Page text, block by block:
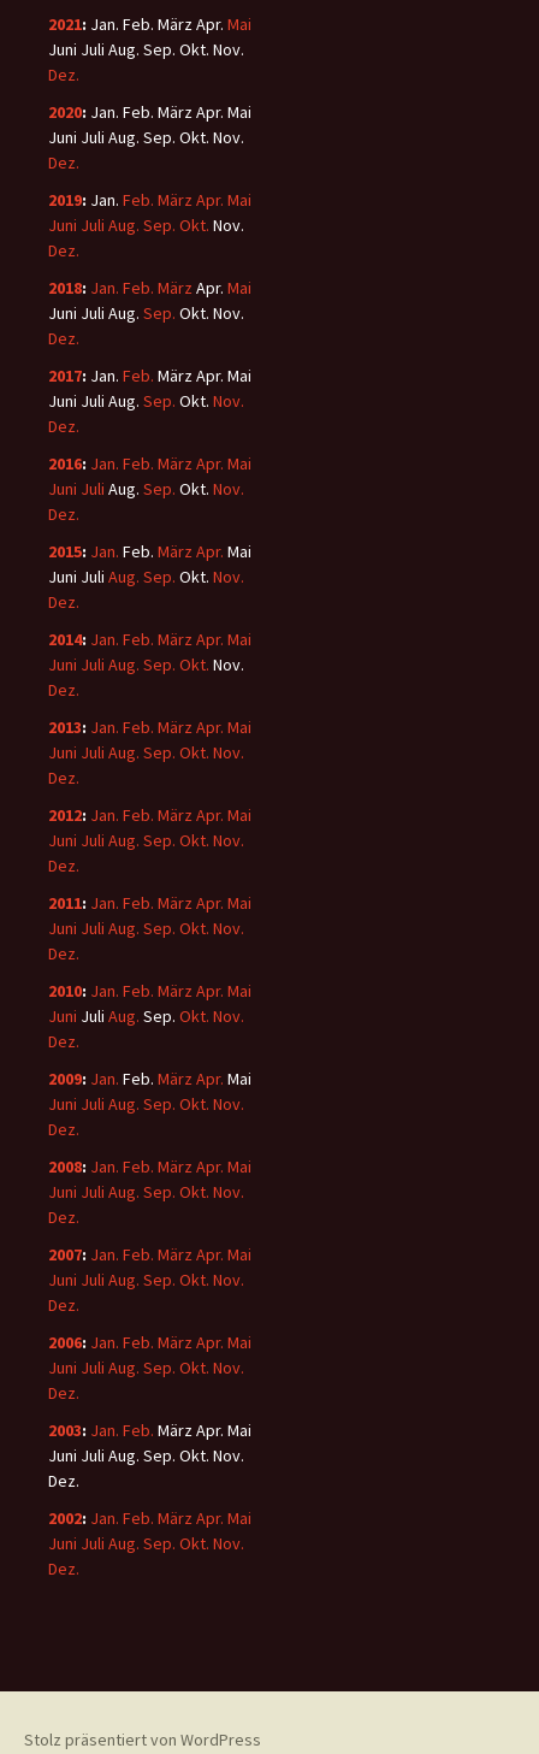
2021: Jan. Feb. MärzApr. Mai
Juni Juli Aug. Sep. Okt. Nov.
Dez.
2020: Jan. Feb. MärzApr. Mai
Juni Juli Aug. Sep. Okt. Nov.
Dez.
2019: Jan. Feb. März Apr. Mai
Juni Juli Aug. Sep. Okt. Nov.
Dez.
2018: Jan. Feb. März Apr. Mai
Juni Juli Aug. Sep. Okt. Nov.
Dez.
2017: Jan. Feb. MärzApr. Mai
Juni Juli Aug. Sep. Okt. Nov.
Dez.
2016: Jan. Feb. März Apr. Mai
Juni Juli Aug. Sep. Okt. Nov.
Dez.
2015: Jan. Feb. März Apr. Mai
Juni Juli Aug. Sep. Okt. Nov.
Dez.
2014: Jan. Feb. März Apr. Mai
Juni Juli Aug. Sep. Okt. Nov.
Dez.
2013: Jan. Feb. März Apr. Mai
Juni Juli Aug. Sep. Okt. Nov.
Dez.
2012: Jan. Feb. März Apr. Mai
Juni Juli Aug. Sep. Okt. Nov.
Dez.
2011: Jan. Feb. März Apr. Mai
Juni Juli Aug. Sep. Okt. Nov.
Dez.
2010: Jan. Feb. März Apr. Mai
Juni Juli Aug. Sep. Okt. Nov.
Dez.
2009: Jan. Feb. März Apr. Mai
Juni Juli Aug. Sep. Okt. Nov.
Dez.
2008: Jan. Feb. März Apr. Mai
Juni Juli Aug. Sep. Okt. Nov.
Dez.
2007: Jan. Feb. März Apr. Mai
Juni Juli Aug. Sep. Okt. Nov.
Dez.
2006: Jan. Feb. März Apr. Mai
Juni Juli Aug. Sep. Okt. Nov.
Dez.
2003: Jan. Feb. MärzApr. Mai
Juni Juli Aug. Sep. Okt. Nov.
Dez.
2002: Jan. Feb. März Apr. Mai
Juni Juli Aug. Sep. Okt. Nov.
Dez.
Stolz präsentiert von WordPress